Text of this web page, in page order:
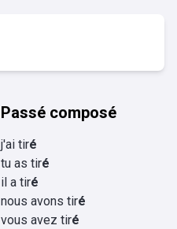
Passé composé
j'ai tiré
tu as tiré
il a tiré
nous avons tiré
vous avez tiré